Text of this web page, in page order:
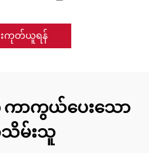
ကုတ်ယူရန်
ကာကွယ်ပေးသော
သိမ်းသူ